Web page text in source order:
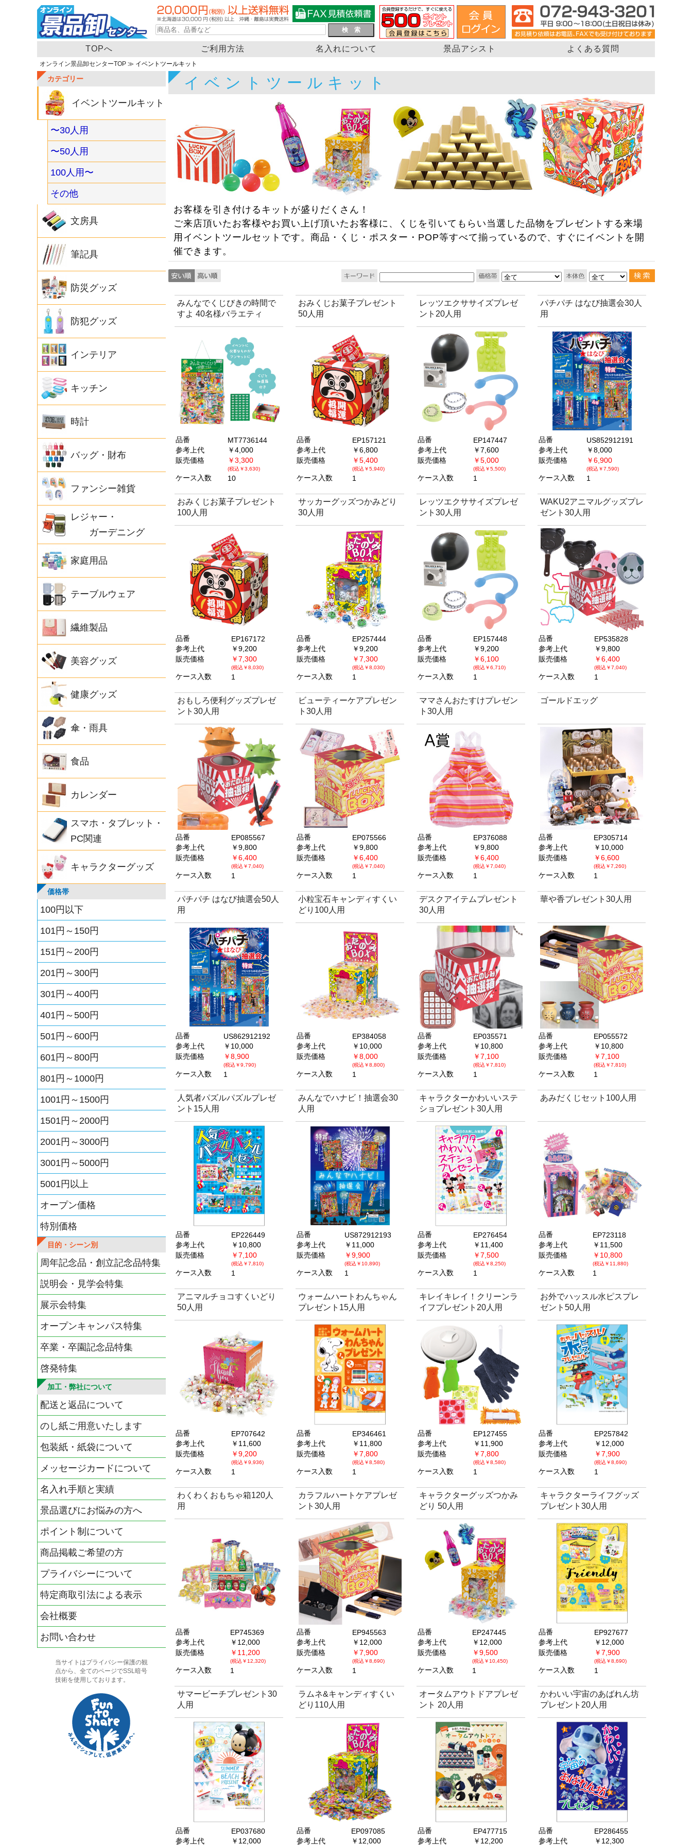
TOPへ ご利用方法 名入れについて 景品アシスト よくある質問
オンライン景品卸センターTOP ≫ イベントツールキット
カテゴリー
イベントツールキット
〜30人用
〜50人用
100人用〜
その他
文房具
筆記具
防災グッズ
防犯グッズ
インテリア
キッチン
時計
バッグ・財布
ファンシー雑貨
レジャー・
ガーデニング
家庭用品
テーブルウェア
繊維製品
美容グッズ
健康グッズ
傘・雨具
食品
カレンダー
スマホ・タブレット・
PC関連
キャラクターグッズ
価格帯
100円以下
101円～150円
151円～200円
201円～300円
301円～400円
401円～500円
501円～600円
601円～800円
801円～1000円
1001円～1500円
1501円～2000円
2001円～3000円
3001円～5000円
5001円以上
オープン価格
特別価格
目的・シーン別
周年記念品・創立記念品特集
説明会・見学会特集
展示会特集
オープンキャンパス特集
卒業・卒園記念品特集
啓発特集
加工・弊社について
配送と返品について
のし紙ご用意いたします
包装紙・紙袋について
メッセージカードについて
名入れ手順と実績
景品選びにお悩みの方へ
ポイント制について
商品掲載ご希望の方
プライバシーについて
特定商取引法による表示
会社概要
お問い合わせ
当サイトはプライバシー保護の観
点から、全てのページでSSL暗号
技術を使用しております。
イベントツールキット
お客様を引き付けるキットが盛りだくさん！
ご来店頂いたお客様やお買い上げ頂いたお客様に、くじを引いてもらい当選した品物をプレゼントする来場
用イベントツールセットです。商品・くじ・ポスター・POP等すべて揃っているので、すぐにイベントを開
催できます。
みんなでくじびきの時間で
すよ 40名様バラエティ
品番
MT7736144
参考上代
￥4,000
販売価格
￥3,300
(税込￥3,630)
ケース入数 10
おみくじお菓子プレゼント
50人用
品番
EP157121
参考上代
￥6,800
販売価格
￥5,400
(税込￥5,940)
ケース入数 1
レッツエクササイズプレゼ
ント20人用
品番
EP147447
参考上代
￥7,600
販売価格
￥5,000
(税込￥5,500)
ケース入数 1
パチパチ はなび抽選会30人
用
品番
US852912191
参考上代
￥8,000
販売価格
￥6,900
(税込￥7,590)
ケース入数 1
おみくじお菓子プレゼント
100人用
品番
EP167172
参考上代
￥9,200
販売価格
￥7,300
(税込￥8,030)
ケース入数 1
サッカーグッズつかみどり
30人用
品番
EP257444
参考上代
￥9,200
販売価格
￥7,300
(税込￥8,030)
ケース入数 1
レッツエクササイズプレゼ
ント30人用
品番
EP157448
参考上代
￥9,200
販売価格
￥6,100
(税込￥6,710)
ケース入数 1
WAKU2アニマルグッズプレ
ゼント30人用
品番
EP535828
参考上代
￥9,800
販売価格
￥6,400
(税込￥7,040)
ケース入数 1
おもしろ便利グッズプレゼ
ント30人用
品番
EP085567
参考上代
￥9,800
販売価格
￥6,400
(税込￥7,040)
ケース入数 1
ビューティーケアプレゼン
ト30人用
品番
EP075566
参考上代
￥9,800
販売価格
￥6,400
(税込￥7,040)
ケース入数 1
ママさんおたすけプレゼン
ト30人用
品番
EP376088
参考上代
￥9,800
販売価格
￥6,400
(税込￥7,040)
ケース入数 1
ゴールドエッグ
品番
EP305714
参考上代
￥10,000
販売価格
￥6,600
(税込￥7,260)
ケース入数 1
パチパチ はなび抽選会50人
用
品番
US862912192
参考上代
￥10,000
販売価格
￥8,900
(税込￥9,790)
ケース入数 1
小粒宝石キャンディすくい
どり100人用
品番
EP384058
参考上代
￥10,000
販売価格
￥8,000
(税込￥8,800)
ケース入数 1
デスクアイテムプレゼント
30人用
品番
EP035571
参考上代
￥10,800
販売価格
￥7,100
(税込￥7,810)
ケース入数 1
華や香プレゼント30人用
品番
EP055572
参考上代
￥10,800
販売価格
￥7,100
(税込￥7,810)
ケース入数 1
人気者パズルパズルプレゼ
ント15人用
品番
EP226449
参考上代
￥10,800
販売価格
￥7,100
(税込￥7,810)
ケース入数 1
みんなでハナビ！抽選会30
人用
品番
US872912193
参考上代
￥11,000
販売価格
￥9,900
(税込￥10,890)
ケース入数 1
キャラクターかわいいステ
ショプレゼント30人用
品番
EP276454
参考上代
￥11,400
販売価格
￥7,500
(税込￥8,250)
ケース入数 1
あみだくじセット100人用
品番
EP723118
参考上代
￥11,500
販売価格
￥10,800
(税込￥11,880)
ケース入数 1
アニマルチョコすくいどり
50人用
品番
EP707642
参考上代
￥11,600
販売価格
￥9,200
(税込￥9,936)
ケース入数 1
ウォームハートわんちゃん
プレゼント15人用
品番
EP346461
参考上代
￥11,800
販売価格
￥7,800
(税込￥8,580)
ケース入数 1
キレイキレイ！クリーンラ
イフプレゼント20人用
品番
EP127455
参考上代
￥11,900
販売価格
￥7,800
(税込￥8,580)
ケース入数 1
お外でハッスル水ピスプレ
ゼント50人用
品番
EP257842
参考上代
￥12,000
販売価格
￥7,900
(税込￥8,690)
ケース入数 1
わくわくおもちゃ箱120人
用
品番
EP745369
参考上代
￥12,000
販売価格
￥11,200
(税込￥12,320)
ケース入数 1
カラフルハートケアプレゼ
ント30人用
品番
EP945563
参考上代
￥12,000
販売価格
￥7,900
(税込￥8,690)
ケース入数 1
キャラクターグッズつかみ
どり 50人用
品番
EP247445
参考上代
￥12,000
販売価格
￥9,500
(税込￥10,450)
ケース入数 1
キャラクターライフグッズ
プレゼント30人用
品番
EP927677
参考上代
￥12,000
販売価格
￥7,900
(税込￥8,690)
ケース入数 1
サマービーチプレゼント30
人用
品番
EP037680
参考上代
￥12,000
ラムネ&キャンディすくい
どり110人用
品番
EP097085
参考上代
￥12,000
オータムアウトドアプレゼ
ント 20人用
品番
EP477715
参考上代
￥12,200
かわいい宇宙のあばれん坊
プレゼント20人用
品番
EP286455
参考上代
￥12,300